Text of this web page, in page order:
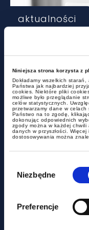
Niniejsza strona korzysta z
Dokładamy wszelkich
Państwa jak najbardziej
cookies. Niektóre pliki
możliwe było przeglądanie
celów statystycznych.
przetwarzamy dane w
Państwo na to zgodę,
dokonując odpowiednich
zgody można w każdej
danych w przyszłości.
dostosowywania można
zgody
Niezbędne
Preferencje
aktualności
Już teraz
B2B to w
aktualności